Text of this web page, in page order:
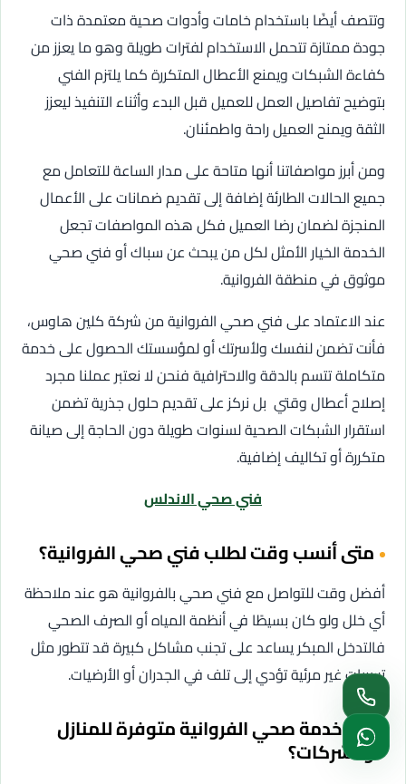
وتتصف أيضًا باستخدام خامات وأدوات صحية معتمدة ذات
جودة ممتازة تتحمل الاستخدام لفترات طويلة وهو ما يعزز من
كفاءة الشبكات ويمنع الأعطال المتكررة كما يلتزم الفني
بتوضيح تفاصيل العمل للعميل قبل البدء وأثناء التنفيذ ليعزز
الثقة ويمنح العميل راحة واطمئنان.
ومن أبرز مواصفاتنا أنها متاحة على مدار الساعة للتعامل مع
جميع الحالات الطارئة إضافة إلى تقديم ضمانات على الأعمال
المنجزة لضمان رضا العميل فكل هذه المواصفات تجعل
الخدمة الخيار الأمثل لكل من يبحث عن سباك أو فني صحي
موثوق في منطقة الفروانية.
عند الاعتماد على فني صحي الفروانية من شركة كلين هاوس،
فأنت تضمن لنفسك ولأسرتك أو لمؤسستك الحصول على خدمة
متكاملة تتسم بالدقة والاحترافية فنحن لا نعتبر عملنا مجرد
إصلاح أعطال وقتي بل نركز على تقديم حلول جذرية تضمن
استقرار الشبكات الصحية لسنوات طويلة دون الحاجة إلى صيانة
متكررة أو تكاليف إضافية.
فني صحي الاندلس
متى أنسب وقت لطلب فني صحي الفروانية؟
أفضل وقت للتواصل مع فني صحي بالفروانية هو عند ملاحظة
أي خلل ولو كان بسيطًا في أنظمة المياه أو الصرف الصحي
فالتدخل المبكر يساعد على تجنب مشاكل كبيرة قد تتطور مثل
تسربات غير مرئية تؤدي إلى تلف في الجدران أو الأرضيات.
هل خدمة صحي الفروانية متوفرة للمنازل
والشركات؟